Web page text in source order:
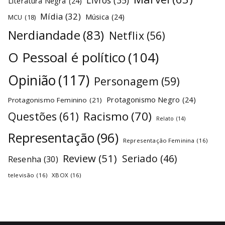
MCU (18) Mídia (32) Música (24)
Nerdiandade (83) Netflix (56)
O Pessoal é político(104)
Opinião(117) Personagem (59)
Protagonismo Feminino (21) Protagonismo Negro (24)
Questões (61) Racismo (70) Relato (14)
Representação (96) Representação Feminina (16)
Resenha (30) Review (51) Seriado (46)
televisão (16) XBOX (16)